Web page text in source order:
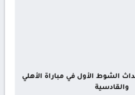
الشوط الأول في مباراة الأهلي
والقادسية